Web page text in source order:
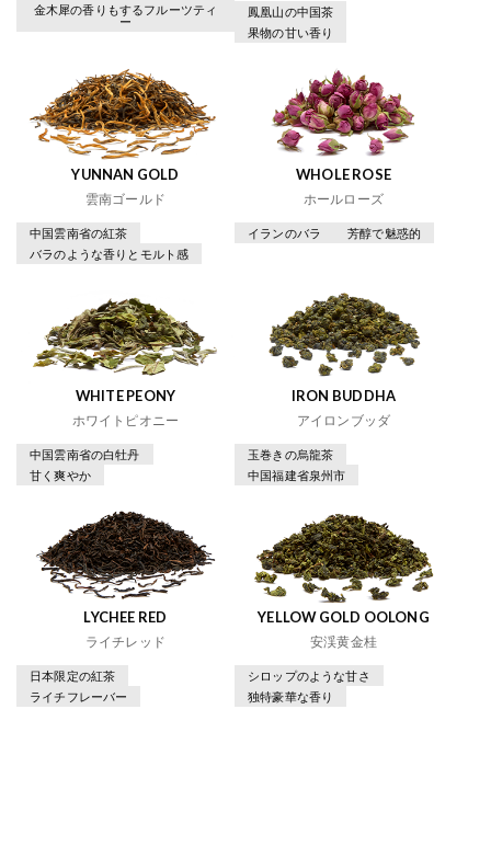
金木犀の香りもするフルーツティ
ー
鳳凰山の中国茶
果物の甘い香り
YUNNAN GOLD
雲南ゴールド
中国雲南省の紅茶
バラのような香りとモルト感
WHOLE ROSE
ホールローズ
イランのバラ 芳醇で魅惑的
WHITE PEONY
ホワイトピオニー
中国雲南省の白牡丹
甘く爽やか
IRON BUDDHA
アイロンブッダ
玉巻きの烏龍茶
中国福建省泉州市
LYCHEE RED
ライチレッド
日本限定の紅茶
ライチフレーバー
YELLOW GOLD OOLONG
安渓黄金桂
シロップのような甘さ
独特豪華な香り